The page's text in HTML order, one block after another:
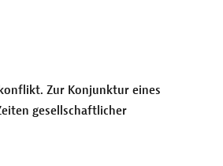
Zur Konjunktur eines
gesellschaftlicher